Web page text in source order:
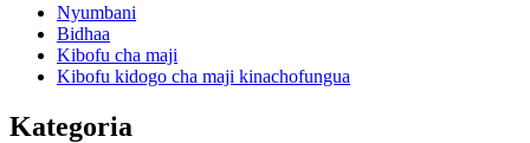
Nyumbani
Bidhaa
Kibofu cha maji
Kibofu kidogo cha maji kinachofungua
Kategoria